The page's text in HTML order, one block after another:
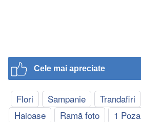
Cele mai apreciate
Flori Sampanie Trandafiri
Haioase
Ramă foto 1 Poza